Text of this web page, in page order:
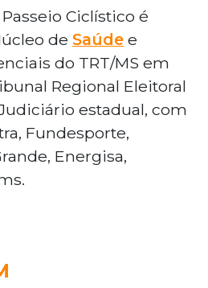
Passeio Ciclístico é
de Saúde e
do TRT/MS em
Regional Eleitoral
estadual, com
Fundesporte,
Energisa,